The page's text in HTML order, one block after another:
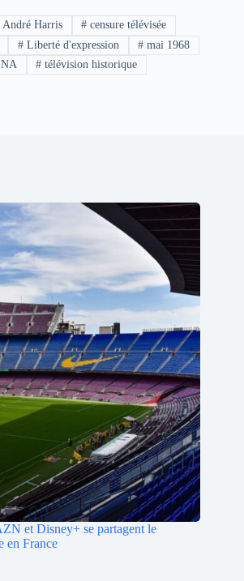
André Harris # censure télévisée
#Liberté d'expression # mai 1968
# télévision historique
et Disney+ se partagent le
en France